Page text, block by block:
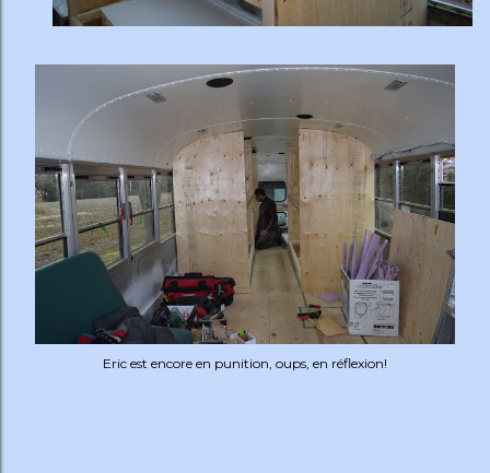
Eric est encore en punition, oups, en réflexion!